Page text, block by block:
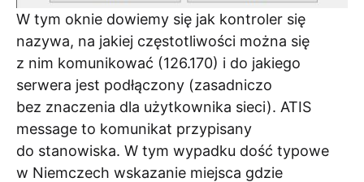
W tym oknie dowiemy się jak kontroler się
nazywa, na jakiej częstotliwości można się
z nim komunikować (126.170) i do jakiego
serwera jest podłączony (zasadniczo
bez znaczenia dla użytkownika sieci). ATIS
message to komunikat przypisany
do stanowiska. W tym wypadku dość typowe
w Niemczech wskazanie miejsca gdzie